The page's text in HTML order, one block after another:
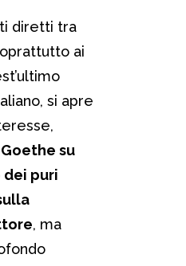
diretti tra
ai
si apre
su
dei puri
, ma